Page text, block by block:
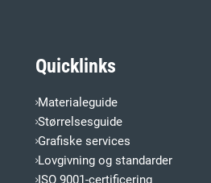
Quicklinks
Materialeguide
Størrelsesguide
Grafiske services
Lovgivning og standarder
ISO 9001-certificering